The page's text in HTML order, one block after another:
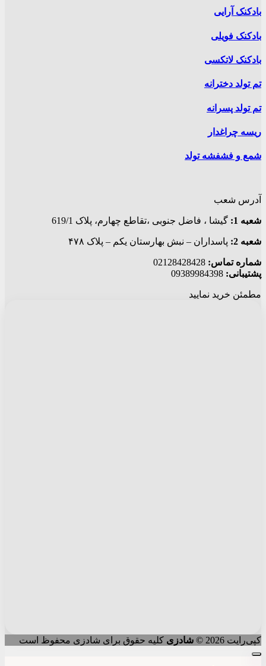
بادکنک آرایی
بادکنک فویلی
بادکنک لاتکسی
تم تولد دخترانه
تم تولد پسرانه
ریسه چراغدار
شمع و فشفشه تولد
آدرس شعب
شعبه 1: گيشا ، فاضل جنوبی ،تقاطع چهارم، پلاک 619/1
شعبه 2: پاسداران – نبش بهارستان یکم – پلاک ۴۷۸
شماره تماس:
پشتیبانی:
مطمئن خرید نمایید
کپی‌رایت 2026 © شادزی کلیه حقوق برای شادزی محفوظ است